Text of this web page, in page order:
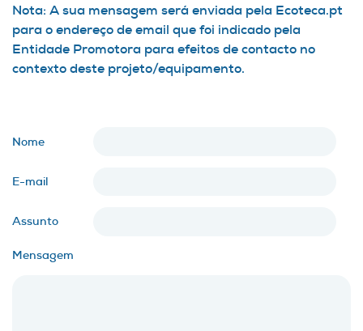
Nota: A sua mensagem será enviada pela Ecoteca.pt
para o endereço de email que foi indicado pela
Entidade Promotora para efeitos de contacto no
contexto deste projeto/equipamento.
Nome
E-mail
Assunto
Mensagem